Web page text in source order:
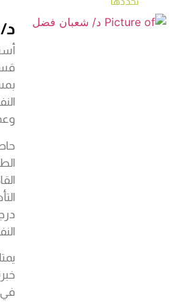
في